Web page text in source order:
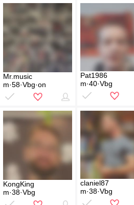
Mr.music
m·58·Vbg·on
Pat1986
m·40·Vbg
KongKing
m·38·Vbg
claniel87
m·38·Vbg